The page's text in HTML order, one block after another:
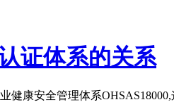
证体系的关系
健康安全管理体系